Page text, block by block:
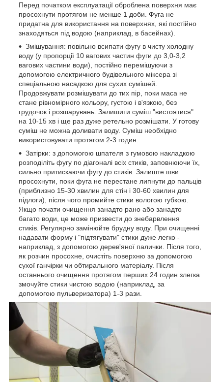
Перед початком експлуатації оброблена поверхня має
просохнути протягом не менше 1 доби. Фуга не
придатна для використання на поверхнях, які постійно
знаходяться під водою (наприклад, в басейнах).
Змішування: повільно всипати фугу в чисту холодну
воду (у пропорції 10 вагових частин фуги до 3,0-3,2
вагових частини води), постійно перемішуючи з
допомогою електричного будівельного міксера зі
спеціальною насадкою для сухих сумішей.
Продовжувати розмішувати до тих пір, поки маса не
стане рівномірного кольору, густою і в'язкою, без
грудочок і розшарувань. Залишити суміш "вистоятися"
на 10-15 хв і ще раз дуже ретельно розмішати. У готову
суміш не можна доливати воду. Суміш необхідно
використовувати протягом 2-3 годин.
Затірки: з допомогою шпателя з гумовою накладкою
розподіліть фугу по діагоналі всіх стиків, заповнюючи їх,
сильно притискаючи фугу до стиків. Залиште шви
просохнути, поки фуга не перестане липнути до пальців
(приблизно 15-30 хвилин для стін і 30-60 хвилин для
підлоги), після чого промийте стики вологою губкою.
Якщо почати очищення занадто рано або занадто
багато води, це може призвести до знебарвлення
стиків. Регулярно замінюйте брудну воду. При очищенні
надавати форму і "підтягувати" стики дуже легко -
наприклад, з допомогою дерев'яної палички. Після того,
як розчин просохне, очистіть поверхню за допомогою
сухої ганчірки чи обтирального матеріалу. Після
останнього очищення протягом перших 24 годин злегка
змочуйте стики чистою водою (наприклад, за
допомогою пульверизатора) 1-3 рази.